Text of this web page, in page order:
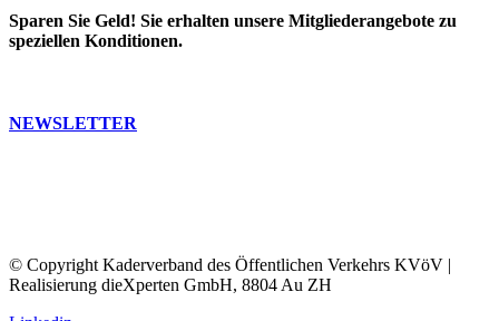
Sparen Sie Geld! Sie erhalten unsere Mitgliederangebote zu
speziellen Konditionen.
NEWSLETTER
© Copyright Kaderverband des Öffentlichen Verkehrs KVöV |
Realisierung dieXperten GmbH, 8804 Au ZH